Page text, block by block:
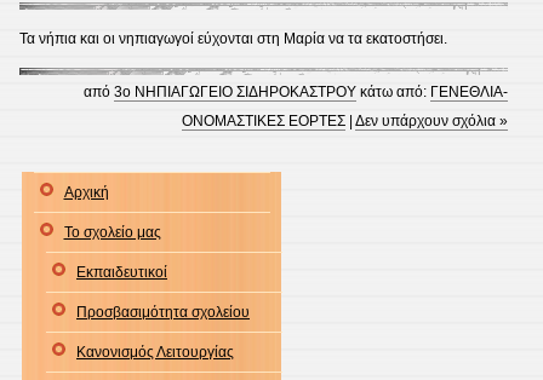
Τα νήπια και οι νηπιαγωγοί εύχονται στη Μαρία να τα εκατοστήσει.
από3ο ΝΗΠΙΑΓΩΓΕΙΟ ΣΙΔΗΡΟΚΑΣΤΡΟΥ κάτω από: ΓΕΝΕΘΛΙΑ-
ΟΝΟΜΑΣΤΙΚΕΣ ΕΟΡΤΕΣ |Δεν υπάρχουν σχόλια »
Αρχική
Το σχολείο μας
Εκπαιδευτικοί
Προσβασιμότητα σχολείου
Κανονισμός Λειτουργίας